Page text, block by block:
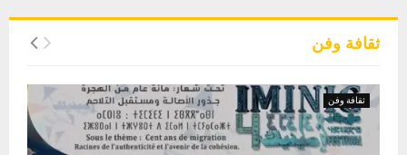
ثقافة وفن
ثقافة وفن